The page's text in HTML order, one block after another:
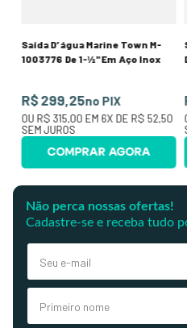
Saída D’água Marine Town M-
1003776 De 1-½" Em Aço Inox
R$ 299,25no PIX
OU R$ 315,00 EM 6X DE R$ 52,50
SEM JUROS
COMPRAR AGORA
Não perca nossas ofertas!
Cadastre-se e receba tudo